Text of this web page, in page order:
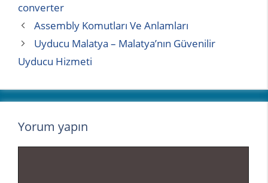
converter
Assembly Komutları Ve Anlamları
Uyducu Malatya – Malatya’nın Güvenilir
Uyducu Hizmeti
Yorum yapın